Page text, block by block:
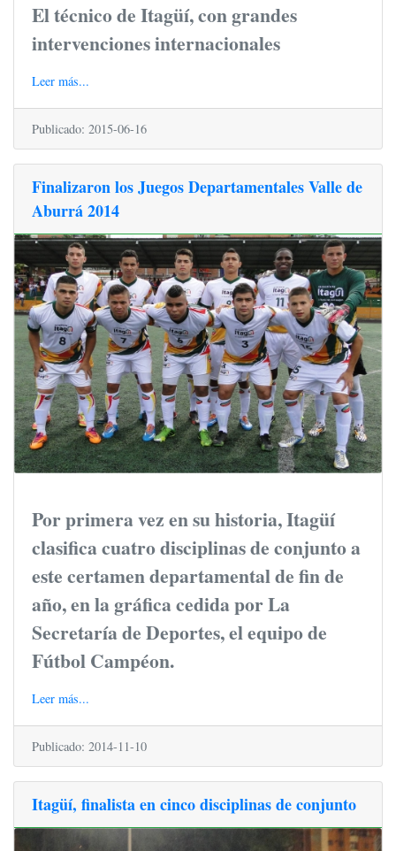
El técnico de Itagüí, con grandes
intervenciones internacionales
Leer más...
Publicado: 2015-06-16
Finalizaron los Juegos Departamentales Valle de
Aburrá 2014
Por primera vez en su historia, Itagüí
clasifica cuatro disciplinas de conjunto a
este certamen departamental de fin de
año, en la gráfica cedida por La
Secretaría de Deportes, el equipo de
Fútbol Campéon.
Leer más...
Publicado: 2014-11-10
Itagüí, finalista en cinco disciplinas de conjunto